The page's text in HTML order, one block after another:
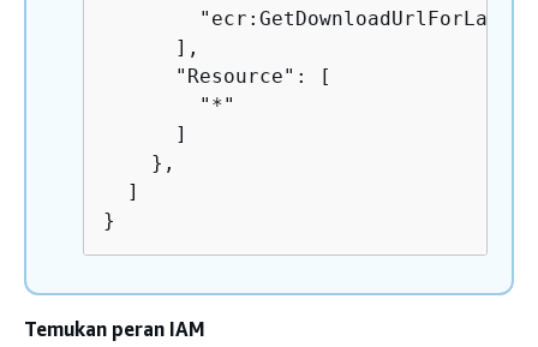
        "ecr:GetDownloadUrlForLayer"
      ],
      "Resource": [
        "*"
      ]
    },
  ]
}
Temukan peran IAM